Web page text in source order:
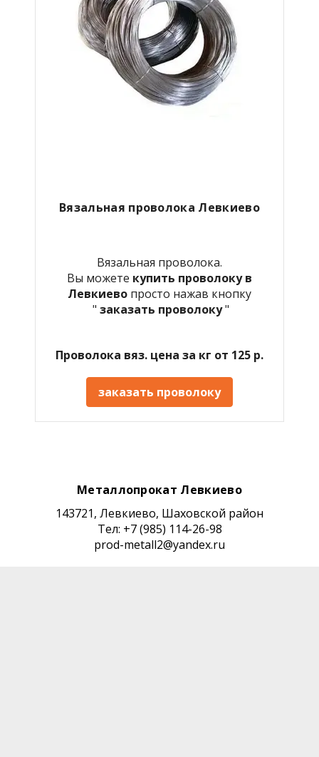
Вязальная проволока Левкиево
Вязальная проволока.
Вы можете купить проволоку в
Левкиево просто нажав кнопку
" заказать проволоку"
Проволока вяз. цена за кг от 125 р.
заказать проволоку
Металлопрокат Левкиево
143721, Левкиево, Шаховской район
Тел: +7 (985) 114-26-98
prod-metall2@yandex.ru